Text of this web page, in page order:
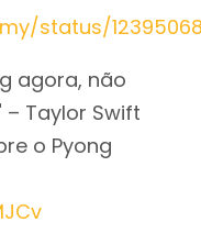
status/
agora, não
Taylor Swift
o Pyong